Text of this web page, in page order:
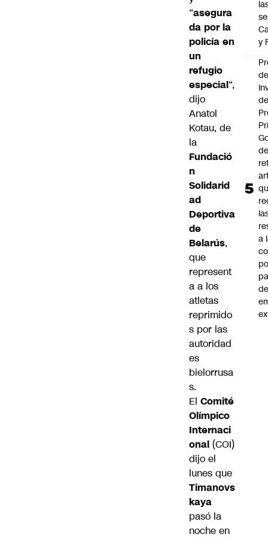
“asegura
da por la
policía en
un
refugio
especial“,
dijo
Anatol
Kotau, de
la
Fundació
n
Solidarid
ad
Deportiva
de
Belarús,
que
represent
a a los
atletas
reprimido
s por las
autoridad
es
bielorrusa
s.
El Comité
Olímpico
Internaci
onal (COI)
dijo el
lunes que
Timanovs
kaya
pasó la
noche en
y
de
a
de